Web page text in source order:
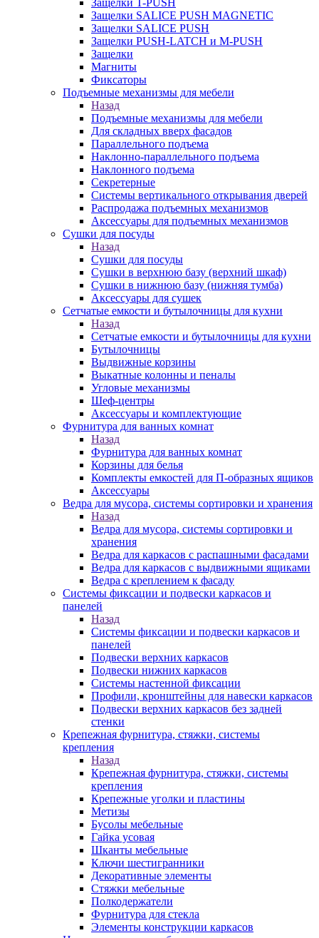
Защелки T-PUSH
Защелки SALICE PUSH MAGNETIC
Защелки SALICE PUSH
Защелки PUSH-LATCH и M-PUSH
Защелки
Магниты
Фиксаторы
Подъемные механизмы для мебели
Назад
Подъемные механизмы для мебели
Для складных вверх фасадов
Параллельного подъема
Наклонно-параллельного подъема
Наклонного подъема
Секретерные
Системы вертикального открывания дверей
Распродажа подъемных механизмов
Аксессуары для подъемных механизмов
Сушки для посуды
Назад
Сушки для посуды
Сушки в верхнюю базу (верхний шкаф)
Сушки в нижнюю базу (нижняя тумба)
Аксессуары для сушек
Сетчатые емкости и бутылочницы для кухни
Назад
Сетчатые емкости и бутылочницы для кухни
Бутылочницы
Выдвижные корзины
Выкатные колонны и пеналы
Угловые механизмы
Шеф-центры
Аксессуары и комплектующие
Фурнитура для ванных комнат
Назад
Фурнитура для ванных комнат
Корзины для белья
Комплекты емкостей для П-образных ящиков
Аксессуары
Ведра для мусора, системы сортировки и хранения
Назад
Ведра для мусора, системы сортировки и
хранения
Ведра для каркасов с распашными фасадами
Ведра для каркасов с выдвижными ящиками
Ведра с креплением к фасаду
Системы фиксации и подвески каркасов и
панелей
Назад
Системы фиксации и подвески каркасов и
панелей
Подвески верхних каркасов
Подвески нижних каркасов
Системы настенной фиксации
Профили, кронштейны для навески каркасов
Подвески верхних каркасов без задней
стенки
Крепежная фурнитура, стяжки, системы
крепления
Назад
Крепежная фурнитура, стяжки, системы
крепления
Крепежные уголки и пластины
Метизы
Бусолы мебельные
Гайка усовая
Шканты мебельные
Ключи шестигранники
Декоративные элементы
Стяжки мебельные
Полкодержатели
Фурнитура для стекла
Элементы конструкции каркасов